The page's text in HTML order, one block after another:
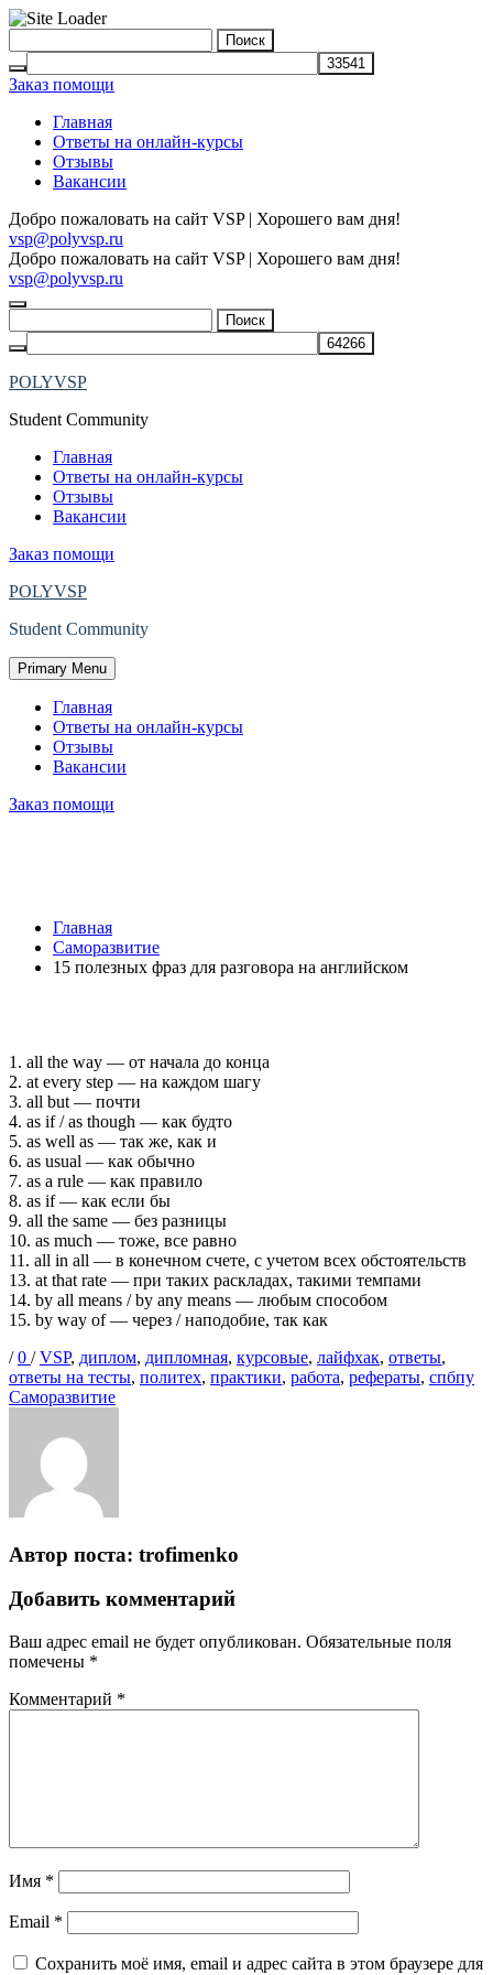
to
content
Заказ помощи
Главная
Ответы на онлайн-курсы
Отзывы
Вакансии
Добро пожаловать на сайт VSP | Хорошего вам дня!
vsp@polyvsp.ru
Добро пожаловать на сайт VSP | Хорошего вам дня!
vsp@polyvsp.ru
POLYVSP
Student Community
Главная
Ответы на онлайн-курсы
Отзывы
Вакансии
Заказ помощи
POLYVSP
Student Community
Primary Menu
Главная
Ответы на онлайн-курсы
Отзывы
Вакансии
Заказ помощи
Главная
Саморазвитие
15 полезных фраз для разговора на английском
1. all the way — от начала до конца
2. at every step — на каждом шагу
3. all but — почти
4. as if / as though — как будто
5. as well as — так же, как и
6. as usual — как обычно
7. as a rule — как правило
8. as if — как если бы
9. all the same — без разницы
10. as much — тоже, все равно
11. all in all — в конечном счете, с учетом всех обстоятельств
13. at that rate — при таких раскладах, такими темпами
14. by all means / by any means — любым способом
15. by way of — через / наподобие, так как
Опубликовано
/ 0 / Теги
VSP, диплом, дипломная, курсовые, лайфхак, ответы,
ответы на тесты, политех, практики, работа, рефераты, спбпу
Саморазвитие
Автор поста: trofimenko
Добавить комментарий
Ваш адрес email не будет опубликован. Обязательные поля
помечены *
Комментарий *
Имя *
Email *
Сохранить моё имя, email и адрес сайта в этом браузере для